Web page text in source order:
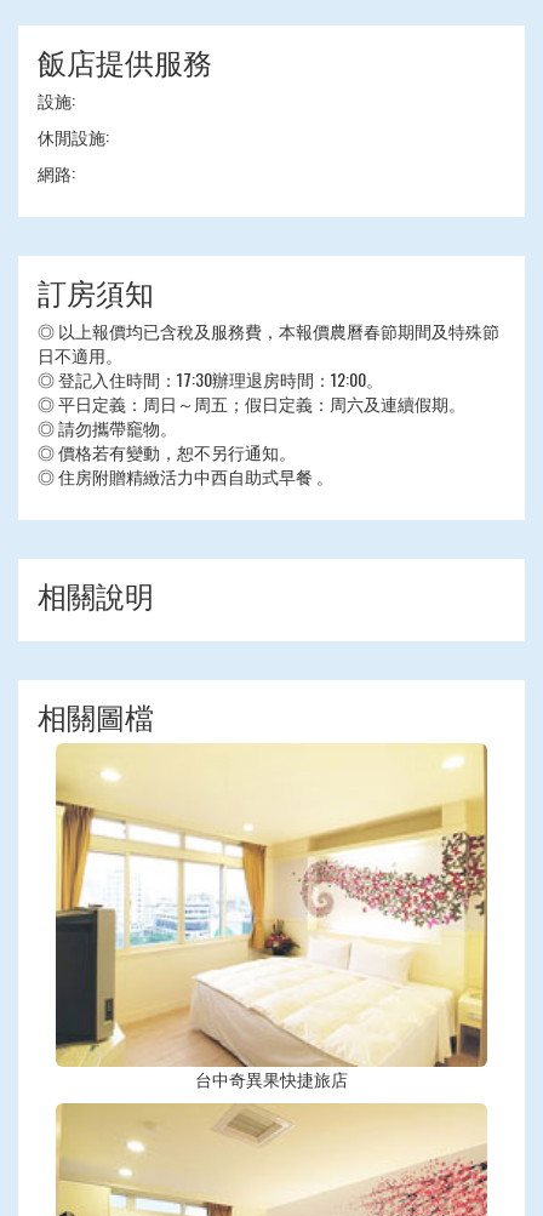
飯店提供服務
設施:
休閒設施:
網路:
訂房須知
◎ 以上報價均已含稅及服務費，本報價農曆春節期間及特殊節
日不適用。
◎ 登記入住時間：17:30辦理退房時間：12:00。
◎ 平日定義：周日～周五；假日定義：周六及連續假期。
◎ 請勿攜帶竉物。
◎ 價格若有變動，恕不另行通知。
◎ 住房附贈精緻活力中西自助式早餐 。
相關說明
相關圖檔
台中奇異果快捷旅店